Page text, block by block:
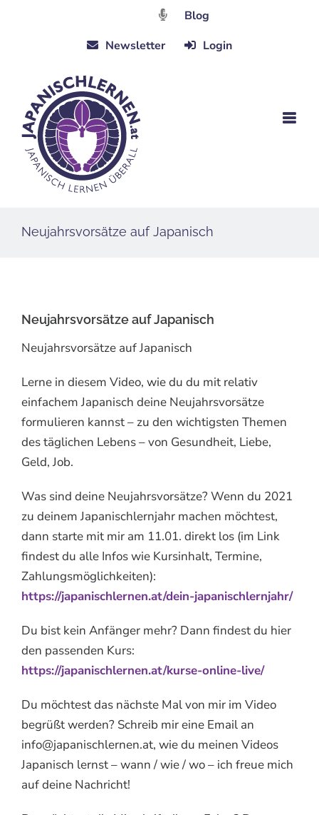
Blog
Newsletter
Login
Neujahrsvorsätze auf Japanisch
Neujahrsvorsätze auf Japanisch
Neujahrsvorsätze auf Japanisch
Lerne in diesem Video, wie du du mit relativ
einfachem Japanisch deine Neujahrsvorsätze
formulieren kannst – zu den wichtigsten Themen
des täglichen Lebens – von Gesundheit, Liebe,
Geld, Job.
Was sind deine Neujahrsvorsätze? Wenn du 2021
zu deinem Japanischlernjahr machen möchtest,
dann starte mit mir am 11.01. direkt los (im Link
findest du alle Infos wie Kursinhalt, Termine,
Zahlungsmöglichkeiten):
https://japanischlernen.at/dein-japanischlernjahr/
Du bist kein Anfänger mehr? Dann findest du hier
den passenden Kurs:
https://japanischlernen.at/kurse-online-live/
Du möchtest das nächste Mal von mir im Video
begrüßt werden? Schreib mir eine Email an
info@japanischlernen.at, wie du meinen Videos
Japanisch lernst – wann / wie / wo – ich freue mich
auf deine Nachricht!